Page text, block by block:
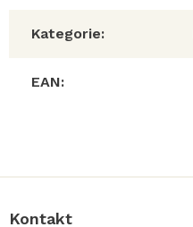
Kategorie:
EAN:
Kontakt